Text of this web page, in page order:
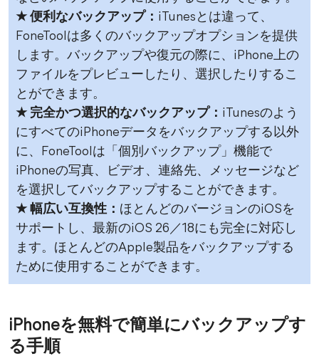
★ 便利なバックアップ： iTunesとは違って、
FoneToolは多くのバックアップオプションを提供
します。バックアップや復元の際に、iPhone上の
ファイルをプレビューしたり、選択したりするこ
とができます。
★ 完全かつ選択的なバックアップ： iTunesのよう
にすべてのiPhoneデータをバックアップする以外
に、FoneToolは「個別バックアップ」機能で
iPhoneの写真、ビデオ、連絡先、メッセージなど
を選択してバックアップすることができます。
★ 幅広い互換性： ほとんどのバージョンのiOSを
サポートし、最新のiOS 26／18にも完全に対応し
ます。ほとんどのApple製品をバックアップする
ために使用することができます。
iPhoneを無料で簡単にバックアップす
る手順